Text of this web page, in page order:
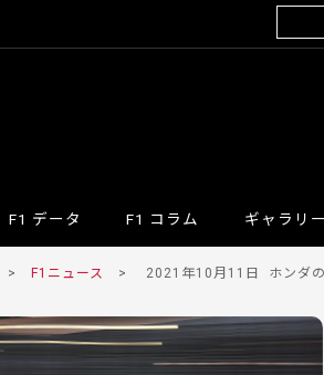
F1 データ F1 コラム ギャラリー
> F1ニュース > 2021年10月11日 ホンダ